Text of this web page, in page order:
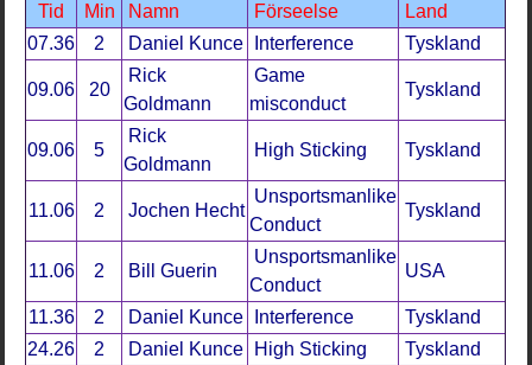
Tid
Min Namn Förseelse
Land
07.36
2 Daniel Kunce Interference Tyskland
09.06 20
Rick
Goldmann
Game
misconduct
Tyskland
09.06 5
Rick
Goldmann
High Sticking Tyskland
11.06 2 Jochen Hecht
Unsportsmanlike
Conduct
Tyskland
11.06 2 Bill Guerin
Unsportsmanlike
Conduct
USA
11.36 2 Daniel Kunce Interference
Tyskland
24.26
2 Daniel Kunce High Sticking
Tyskland